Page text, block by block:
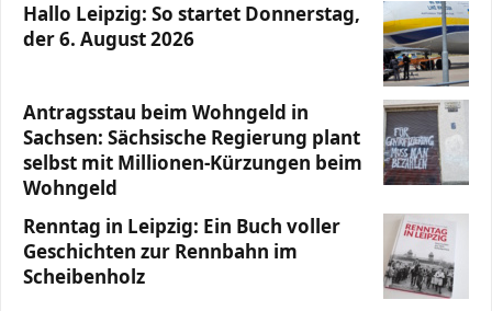
Hallo Leipzig: So startet Donnerstag,
der 6. August 2026
Antragsstau beim Wohngeld in
Sachsen: Sächsische Regierung plant
selbst mit Millionen-Kürzungen beim
Wohngeld
Renntag in Leipzig: Ein Buch voller
Geschichten zur Rennbahn im
Scheibenholz